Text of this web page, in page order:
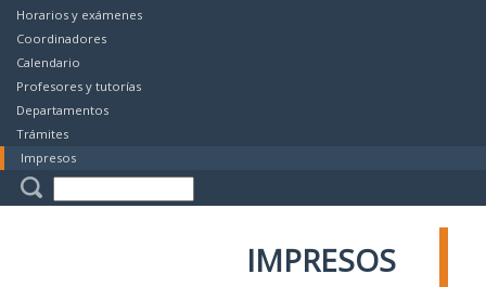
Horarios y exámenes
Coordinadores
Calendario
Profesores y tutorías
Departamentos
Trámites
Impresos
IMPRESOS